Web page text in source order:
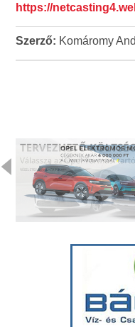
https://
Szerző: Komáromy